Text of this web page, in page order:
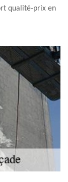
qualité-prix en